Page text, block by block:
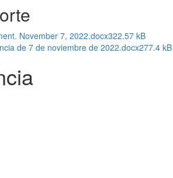
November 7, 2022.docx322.57 kB
de 7 de noviembre de 2022.docx277.4 kB